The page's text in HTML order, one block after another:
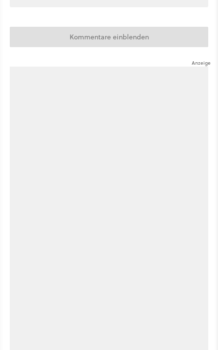
Kommentare einblenden